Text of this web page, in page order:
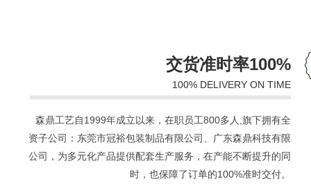
交货准时率100%
100% DELIVERY ON TIME
森鼎工艺自1999年成立以来，在职员工800多人,旗下拥有全
资子公司：东莞市冠裕包装制品有限公司、广东森鼎科技有限
公司，为多元化产品提供配套生产服务，在产能不断提升的同
时，也保障了订单的100%准时交付。